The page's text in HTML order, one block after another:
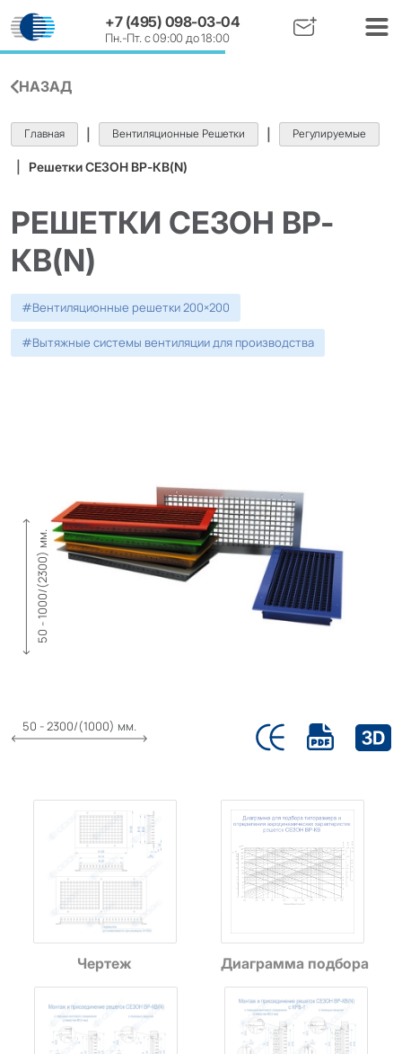
+7 (495) 098-03-04
Пн.-Пт. с 09:00 до 18:00
НАЗАД
Главная Вентиляционные Решетки Регулируемые
Решетки СЕЗОН ВР-КВ(N)
РЕШЕТКИ СЕЗОН ВР-
КВ(N)
#Вентиляционные решетки 200×200
#Вытяжные системы вентиляции для производства
50 - 1000/(2300) мм.
50 - 2300/(1000) мм.
Чертеж Диаграмма подбора